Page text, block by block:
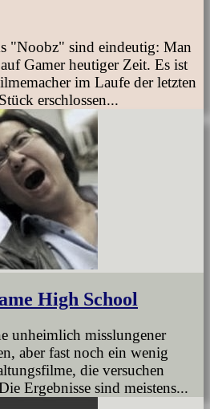
"Noobz" sind eindeutig: Man
Gamer heutiger Zeit. Es ist
im Laufe der letzten
erschlossen...
High School
unheimlich misslungener
aber fast noch ein wenig
die versuchen
Ergebnisse sind meistens...